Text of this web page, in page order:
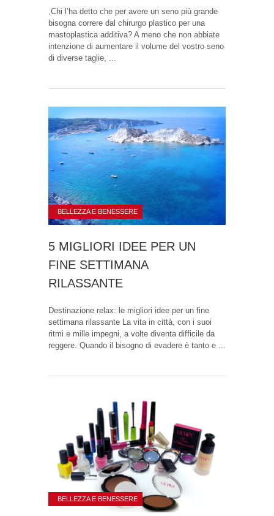
,Chi l’ha detto che per avere un seno più grande
bisogna correre dal chirurgo plastico per una
mastoplastica additiva? A meno che non abbiate
intenzione di aumentare il volume del vostro seno
di diverse taglie, ...
BELLEZZA E BENESSERE
5 MIGLIORI IDEE PER UN
FINE SETTIMANA
RILASSANTE
Destinazione relax: le migliori idee per un fine
settimana rilassante La vita in città, con i suoi
ritmi e mille impegni, a volte diventa difficile da
reggere. Quando il bisogno di evadere è tanto e ...
BELLEZZA E BENESSERE